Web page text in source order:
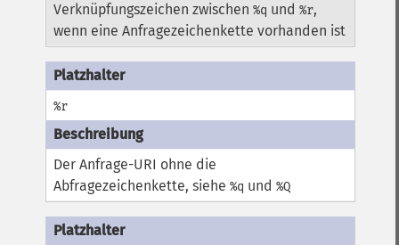
Verknüpfungszeichen zwischen%q und%r,
wenn eine Anfragezeichenkette vorhanden ist
%r
Der Anfrage-URI ohne die
Abfragezeichenkette, siehe%q und%Q